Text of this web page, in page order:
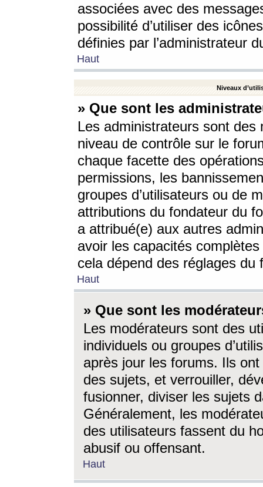
associées avec des
possibilité d’utiliser des
définies par l’administrateur
Haut
Niveaux
» Que sont les
Les administrateurs sont
niveau de contrôle sur le
chaque facette des
permissions, les
groupes d’utilisateurs ou de
attributions du fondateur du
a attribué(e) aux autres
avoir les capacités
cela dépend des réglages du
Haut
» Que sont les
Les modérateurs sont des
individuels ou groupes
après jour les forums. Ils ont
des sujets, et verrouiller,
fusionner, diviser les sujets
Généralement, les
des utilisateurs fassent du
abusif ou offensant.
Haut